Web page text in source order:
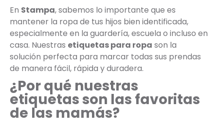
En Stampa, sabemos lo importante que es
mantener la ropa de tus hijos bien identificada,
especialmente en la guardería, escuela o incluso en
casa. Nuestras etiquetas para ropa son la
solución perfecta para marcar todas sus prendas
de manera fácil, rápida y duradera.
¿Por qué nuestras
etiquetas son las favoritas
de las mamás?